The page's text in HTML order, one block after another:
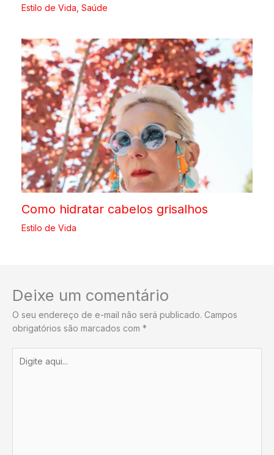
Estilo de Vida Saúde
Como hidratar cabelos grisalhos
Estilo de Vida
Deixe um comentário
O seu endereço de e-mail não será publicado. Campos
obrigatórios são marcados com *
aqui...